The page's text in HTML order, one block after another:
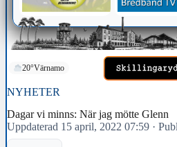
20°Värnamo
NYHETER
Dagar vi minns: När jag mötte Glenn
Uppdaterad 15 april, 2022 07:59 ·